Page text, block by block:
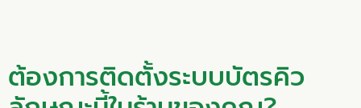
ต้องการติดตั้งระบบบัตรคิว